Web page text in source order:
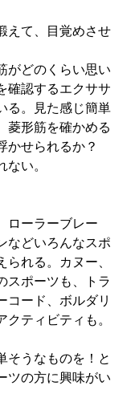
えて、目覚めさせ
がどのくらい思い
確認するエクササ
る。見た感じ簡単
菱形筋を確かめる
かせられるか？
ない。
ローラーブレー
などいろんなスポ
られる。カヌー、
スポーツも、トラ
コード、ボルダリ
クティビティも。
うなものを！と
ツの方に興味がい